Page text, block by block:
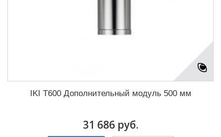
IKI T600 Дополнительный модуль 500 мм
31 686 руб.